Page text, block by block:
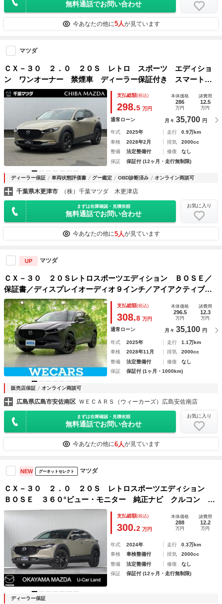
無料通話でお問い合わせ
今あなたの他に5人が見ています
マツダ
ＣＸ－３０ ２．０ ２０Ｓ レトロ スポーツ エディショ
ン ワンオーナー 禁煙車 ディーラー保証付き スマートブ
レーキサポート ＭＲＣＣ ＥＴＣ車載器 パワーシート フ
ルセグ シ－トヒ－タ－ スマ－トキ－ Ｒカメラ ＬＥＤヘ
ッドライト 横滑り防止
支払総額(税込)
298.5 万円
本体価格
286
万円
諸費用
12.5
万円
通常ローン 月々 35,700 円
年式 2025年 走行
0.9万km
車検
2028年2月 排気
2000cc
整備
法定整備付 修復
なし
保証
保証付 (12ヶ月・走行無制限)
ディーラー保証 車両状態評価書 グー鑑定 OBD診断済み オンライン商談可
千葉県木更津市 （株）千葉マツダ 木更津店
まずは在庫確認・見積依頼
無料通話でお問い合わせ
お気に入り
今あなたの他に5人が見ています
UP マツダ
ＣＸ－３０ ２０Ｓレトロスポーツエディション ＢＯＳＥ／
保証書／ディスプレイオーディオ９インチ／アイアクティブセ
ンス（マツダ）／シートヒーター 前席／３６０°ビューモニタ
ー／車線逸脱防止支援システム／シート ハーフレザー／電動
バックドア
支払総額(税込)
308.8 万円
本体価格
296.5
万円
諸費用
12.3
万円
通常ローン 月々 35,100 円
年式 2025年 走行
1.1万km
車検
2028年11月 排気
2000cc
整備
法定整備付 修復
なし
保証
保証付 (1ヶ月・1000km)
販売店保証 オンライン商談可
広島県広島市安佐南区 ＷＥＣＡＲＳ（ウィーカーズ）広島安佐南店
まずは在庫確認・見積依頼
無料通話でお問い合わせ
お気に入り
今あなたの他に6人が見ています
NEW グーネットセレクト マツダ
ＣＸ－３０ ２．０ ２０Ｓ レトロスポーツエディション
ＢＯＳＥ ３６０°ビュー・モニター 純正ナビ クルコン ス
マートブレーキサポート ＥＴＣ車載器 パワーシート フル
セグ シ－トヒ－タ－ スマ－トキ－ Ｒカメラ パーキング
センサー 禁煙車 横滑り防止
支払総額(税込)
300.2 万円
本体価格
288
万円
諸費用
12.2
万円
年式 2024年 走行
0.3万km
車検
車検整備付 排気
2000cc
整備
法定整備付 修復
なし
保証
保証付 (12ヶ月・走行無制限)
ディーラー保証